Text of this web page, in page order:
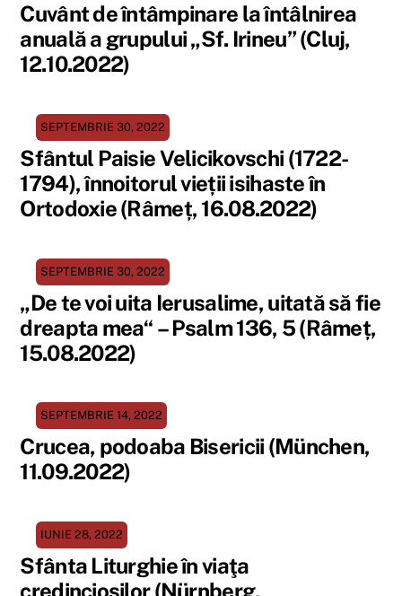
Cuvânt de întâmpinare la întâlnirea
anuală a grupului „Sf. Irineu” (Cluj,
12.10.2022)
SEPTEMBRIE 30, 2022
Sfântul Paisie Velicikovschi (1722-
1794), înnoitorul vieții isihaste în
Ortodoxie (Râmeț, 16.08.2022)
SEPTEMBRIE 30, 2022
„De te voi uita Ierusalime, uitată să fie
dreapta mea“ – Psalm 136, 5 (Râmeț,
15.08.2022)
SEPTEMBRIE 14, 2022
Crucea, podoaba Bisericii (München,
11.09.2022)
IUNIE 28, 2022
Sfânta Liturghie în viaţa
credincioşilor (Nürnberg,